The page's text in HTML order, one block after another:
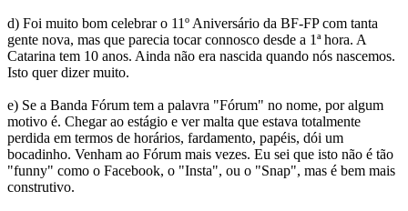
d) Foi muito bom celebrar o 11º Aniversário da BF-FP com tanta
gente nova, mas que parecia tocar connosco desde a 1ª hora. A
Catarina tem 10 anos. Ainda não era nascida quando nós nascemos.
Isto quer dizer muito.
e) Se a Banda Fórum tem a palavra "Fórum" no nome, por algum
motivo é. Chegar ao estágio e ver malta que estava totalmente
perdida em termos de horários, fardamento, papéis, dói um
bocadinho. Venham ao Fórum mais vezes. Eu sei que isto não é tão
"funny" como o Facebook, o "Insta", ou o "Snap", mas é bem mais
construtivo.